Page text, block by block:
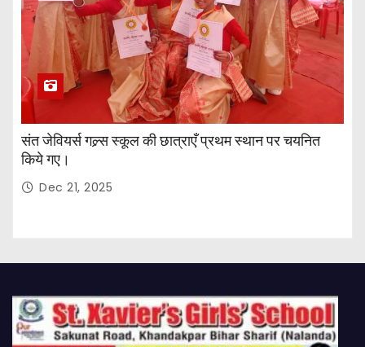
संत जेवियर्स गल्र्स स्कूल की छात्र‌ाएँ प्रथम स्थान पर चयनित
किये गए।
Dec 21, 2025